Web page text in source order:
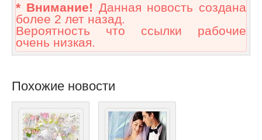
* Внимание! Данная новость создана
более 2 лет назад.
Вероятность что ссылки рабочие
очень низкая.
Похожие новости